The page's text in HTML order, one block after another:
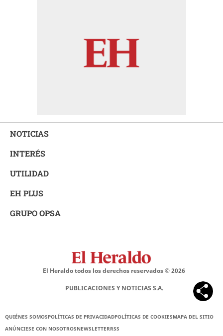
NOTICIAS
INTERÉS
UTILIDAD
EH PLUS
GRUPO OPSA
El Heraldo todos los derechos reservados ©2026
PUBLICACIONES Y NOTICIAS S.A.
QUIÉNES SOMOSPOLÍTICAS DE PRIVACIDADPOLÍTICAS DE COOKIESMAPA DEL SITIO
ANÚNCIESE CON NOSOTROSNEWSLETTERRSS